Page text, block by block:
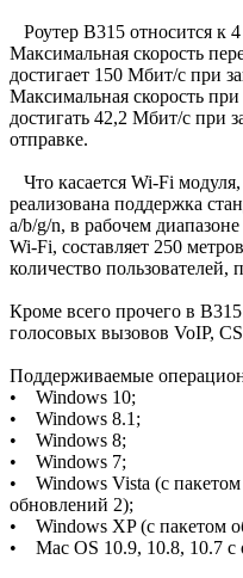
Роутер B315 относится к
Максимальная скорость
достигает 150 Мбит/с при
Максимальная скорость
достигать 42,2 Мбит/с при
отправке.
Что касается Wi-Fi
реализована поддержка
a/b/g/n, в рабочем
Wi-Fi, составляет 250
количество
Кроме всего прочего в
голосовых вызовов VoIP,
Поддерживаемые
• Windows 10;
• Windows 8.1;
• Windows 8;
• Windows 7;
• Windows Vista (с
обновлений 2);
• Windows XP (с пакетом
• Mac OS 10.9, 10.8, 10.7 с